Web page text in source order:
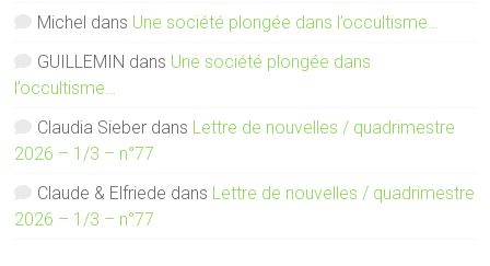
Michel dans Une société plongée dans l’occultisme…
GUILLEMIN dans Une société plongée dans
l’occultisme…
Claudia Sieber dans Lettre de nouvelles / quadrimestre
2026 – 1/3 – n°77
Claude & Elfriede dans Lettre de nouvelles / quadrimestre
2026 – 1/3 – n°77